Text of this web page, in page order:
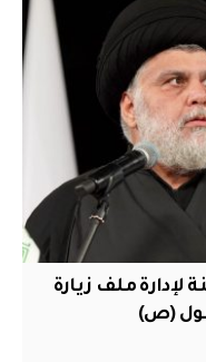
ملف زيارة
(ص)